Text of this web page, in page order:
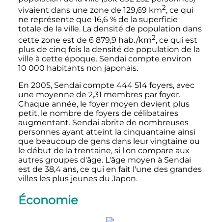
vivaient dans une zone de 129,69 km2, ce qui
ne représente que 16,6 % de la superficie
totale de la ville. La densité de population dans
cette zone est de 6 879,9 hab./km2, ce qui est
plus de cinq fois la densité de population de la
ville à cette époque. Sendai compte environ
10 000 habitantsnon japonais.
En 2005, Sendai compte 444 514 foyers, avec
une moyenne de 2,31 membrespar foyer.
Chaque année, le foyer moyen devient plus
petit, le nombre de foyers de célibataires
augmentant. Sendai abrite de nombreuses
personnes ayant atteint la cinquantaine ainsi
que beaucoup de gens dans leur vingtaine ou
le début de la trentaine, si l'on compare aux
autres groupes d'âge. L'âge moyen à Sendai
est de 38,4 ans, ce qui en fait l'une des grandes
villes les plus jeunes du Japon.
Économie